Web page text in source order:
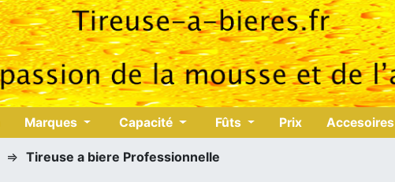
Marques Capacité Fûts Prix Accesoires
⇒ Tireuse a biere Professionnelle